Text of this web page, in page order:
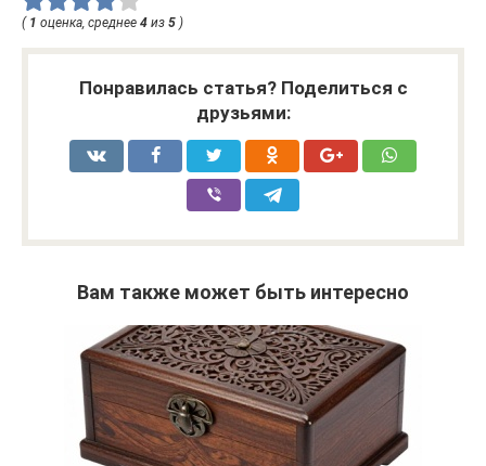
( 1 оценка, среднее 4 из 5 )
Понравилась статья? Поделиться с
друзьями:
Вам также может быть интересно